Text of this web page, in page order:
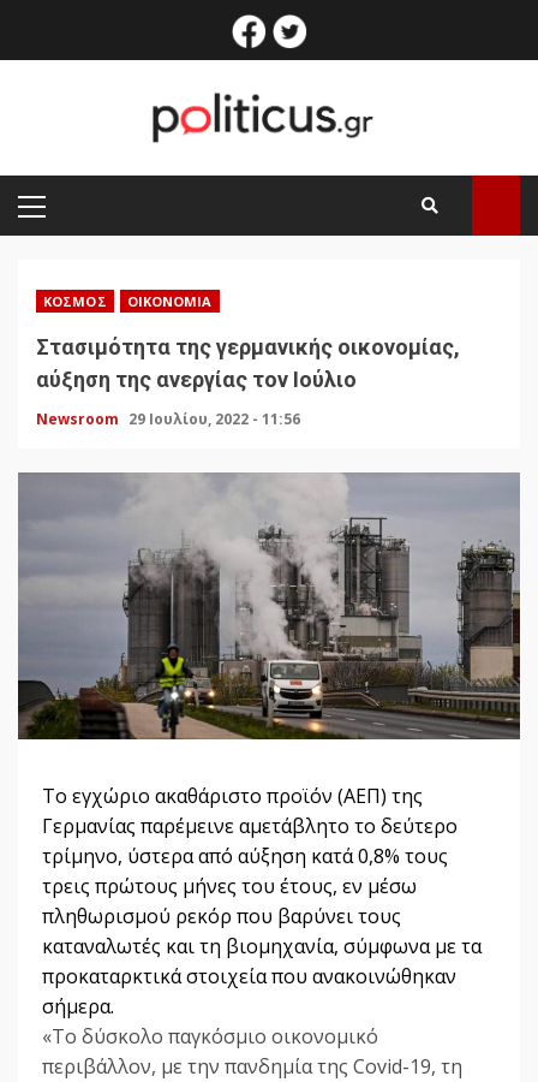
facebook
PRIMARY
MENU
ΚΌΣΜΟΣ ΟΙΚΟΝΟΜΊΑ
Στασιμότητα της γερμανικής οικονομίας,
αύξηση της ανεργίας τον Ιούλιο
Newsroom 29 Ιουλίου, 2022 - 11:56
Το εγχώριο ακαθάριστο προϊόν (ΑΕΠ) της
Γερμανίας παρέμεινε αμετάβλητο το δεύτερο
τρίμηνο, ύστερα από αύξηση κατά 0,8% τους
τρεις πρώτους μήνες του έτους, εν μέσω
πληθωρισμού ρεκόρ που βαρύνει τους
καταναλωτές και τη βιομηχανία, σύμφωνα με τα
προκαταρκτικά στοιχεία που ανακοινώθηκαν
σήμερα.
«Το δύσκολο παγκόσμιο οικονομικό
περιβάλλον, με την πανδημία της Covid-19, τη